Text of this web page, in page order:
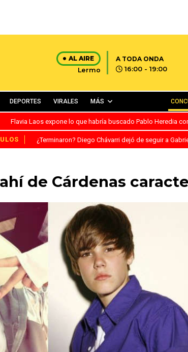
AL AIRE
Lermo
A TODA ONDA
16:00 - 19:00
DEPORTES VIRALES MÁS
Flavia Laos expone lo que habría buscado Pablo Heredia
¿Terminaron? Diego Chávarri dejó de seguir a
de Cárdenas